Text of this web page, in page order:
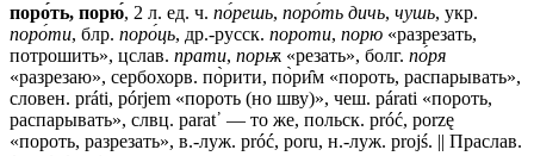
поро́ть, порю́, 2 л. ед. ч. по́решь, поро́ть дичь, чушь, укр.
поро́ти, блр. поро́ць, др.-русск. пороти, порю «разрезать,
потрошить», цслав. прати, порѭ «резать», болг. по́ря
«разрезаю», сербохорв. по̀рити, по̀ри̑м «пороть, распарывать»,
словен. práti, pórjem «пороть (но шву)», чеш. párati «пороть,
распарывать», слвц. раrаt᾽ — то же, польск. próć, porzę
«пороть, разрезать», в.-луж. próć, роru, н.-луж. projś. || Праслав.